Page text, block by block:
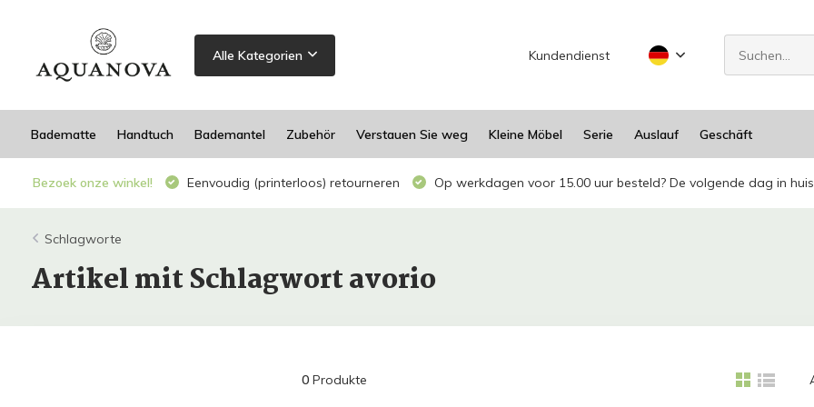
Alle Kategorien Kundendienst
Badematte Handtuch Bademantel Zubehör Verstauen Sie weg Kleine Möbel Serie Auslauf Geschäft
Bezoek onze winkel! Eenvoudig (printerloos) retourneren Op werkdagen voor 15.00 uur besteld? De volgende dag in
Schlagworte
Artikel mit Schlagwort avorio
0Produkte